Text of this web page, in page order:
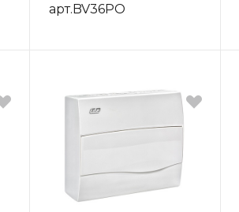
арт.BV36PO